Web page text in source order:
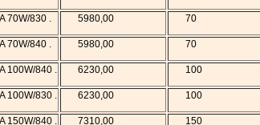
70W/830 . 5980,00 70
70W/840 . 5980,00 70
100W/840 . 6230,00 100
100W/830 . 6230,00 100
150W/840 . 7310,00 150